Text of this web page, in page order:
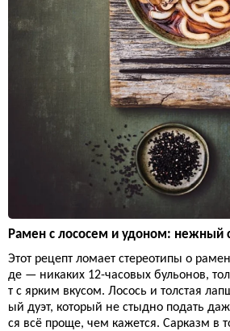
Рамен с лососем и удоном: нежный
Этот рецепт ломает стереотипы о
де — никаких 12-часовых бульонов,
т с ярким вкусом. Лосось и толстая
ый дуэт, который не стыдно подать
ся всё проще, чем кажется. Сарказм в